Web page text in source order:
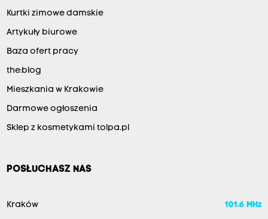
Kurtki zimowe damskie
Artykuły biurowe
Baza ofert pracy
the:blog
Mieszkania w Krakowie
Darmowe ogłoszenia
Sklep z kosmetykami tolpa.pl
POSŁUCHASZ NAS
Kraków 101.6 MHz